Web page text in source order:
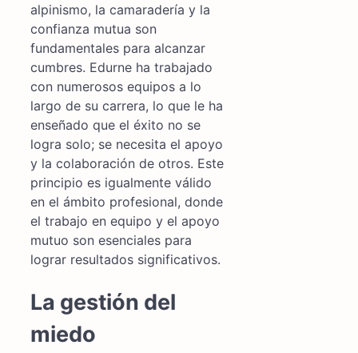
alpinismo, la camaradería y la
confianza mutua son
fundamentales para alcanzar
cumbres. Edurne ha trabajado
con numerosos equipos a lo
largo de su carrera, lo que le ha
enseñado que el éxito no se
logra solo; se necesita el apoyo
y la colaboración de otros. Este
principio es igualmente válido
en el ámbito profesional, donde
el trabajo en equipo y el apoyo
mutuo son esenciales para
lograr resultados significativos.
La gestión del
miedo